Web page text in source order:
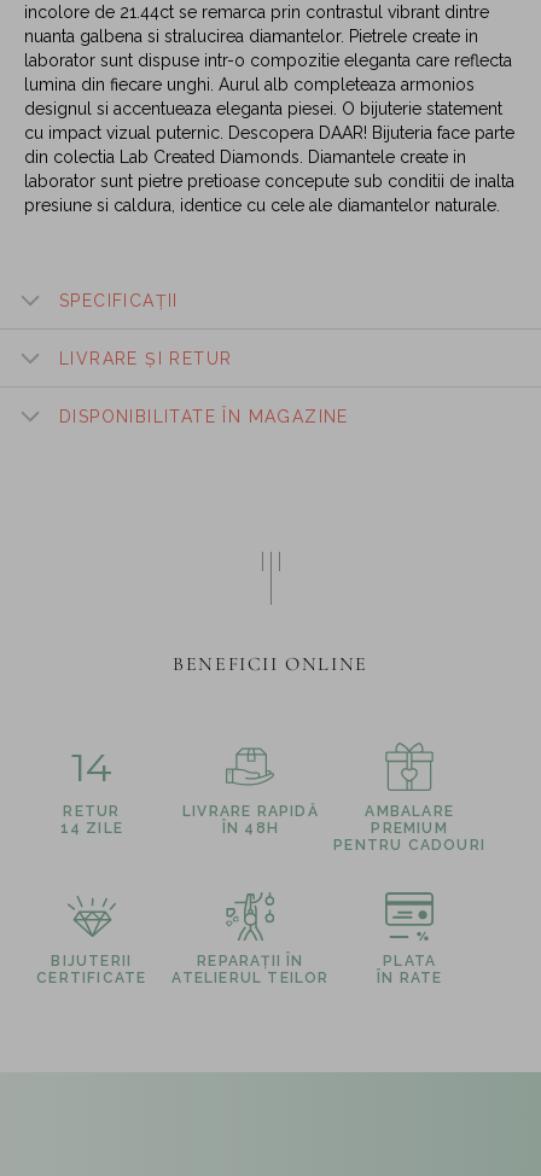
incolore de 21.44ct se remarca prin contrastul vibrant dintre
nuanta galbena si stralucirea diamantelor. Pietrele create in
laborator sunt dispuse intr-o compozitie eleganta care reflecta
lumina din fiecare unghi. Aurul alb completeaza armonios
designul si accentueaza eleganta piesei. O bijuterie statement
cu impact vizual puternic. Descopera DAAR! Bijuteria face parte
din colectia Lab Created Diamonds. Diamantele create in
laborator sunt pietre pretioase concepute sub conditii de inalta
presiune si caldura, identice cu cele ale diamantelor naturale.
SPECIFICAȚII
LIVRARE ȘI RETUR
DISPONIBILITATE ÎN MAGAZINE
BENEFICII ONLINE
14
RETUR
14 ZILE
LIVRARE RAPIDĂ
ÎN 48H
AMBALARE
PREMIUM
PENTRU CADOURI
BIJUTERII
CERTIFICATE
REPARAȚII ÎN
ATELIERUL TEILOR
PLATA
ÎN RATE